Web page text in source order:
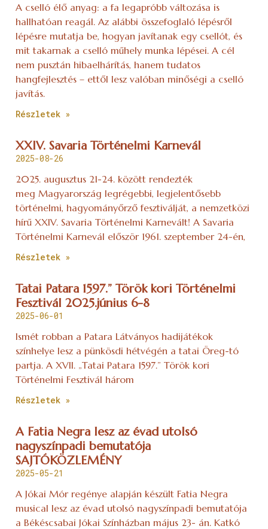
A cselló élő anyag: a fa legapróbb változása is
hallhatóan reagál. Az alábbi összefoglaló lépésről
lépésre mutatja be, hogyan javítanak egy csellót, és
mit takarnak a cselló műhely munka lépései. A cél
nem pusztán hibaelhárítás, hanem tudatos
hangfejlesztés – ettől lesz valóban minőségi a cselló
javítás.
Részletek »
XXIV. Savaria Történelmi Karnevál
2025-08-26
2025. augusztus 21-24. között rendezték
meg Magyarország legrégebbi, legjelentősebb
történelmi, hagyományőrző fesztiválját, a nemzetközi
hírű XXIV. Savaria Történelmi Karnevált! A Savaria
Történelmi Karnevál először 1961. szeptember 24-én,
Részletek »
Tatai Patara 1597.” Török kori Történelmi
Fesztivál 2025.június 6-8
2025-06-01
Ismét robban a Patara Látványos hadijátékok
színhelye lesz a pünkösdi hétvégén a tatai Öreg-tó
partja. A XVII. „Tatai Patara 1597.” Török kori
Történelmi Fesztivál három
Részletek »
A Fatia Negra lesz az évad utolsó
nagyszínpadi bemutatója
SAJTÓKÖZLEMÉNY
2025-05-21
A Jókai Mór regénye alapján készült Fatia Negra
musical lesz az évad utolsó nagyszínpadi bemutatója
a Békéscsabai Jókai Színházban május 23- án. Katkó